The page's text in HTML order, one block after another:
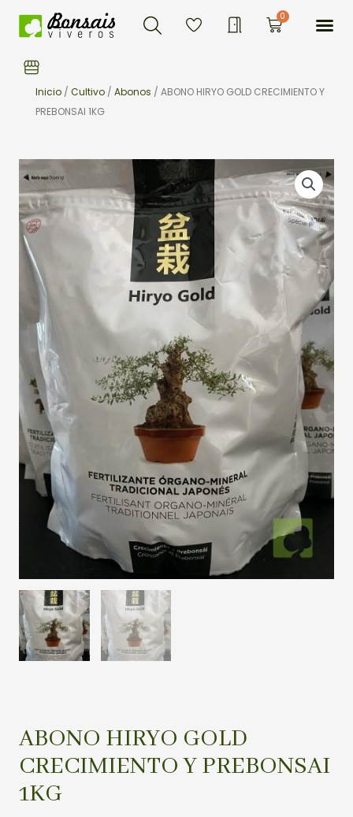
Buscar 0Carrito
Inicio / Cultivo / Abonos / ABONO HIRYO GOLD CRECIMIENTO Y
PREBONSAI 1KG
ABONO HIRYO GOLD
CRECIMIENTO Y PREBONSAI
1KG